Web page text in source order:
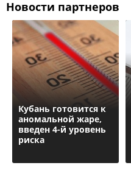
Новости партнеров
Кубань готовится к
аномальной жаре,
введен 4-й уровень
риска